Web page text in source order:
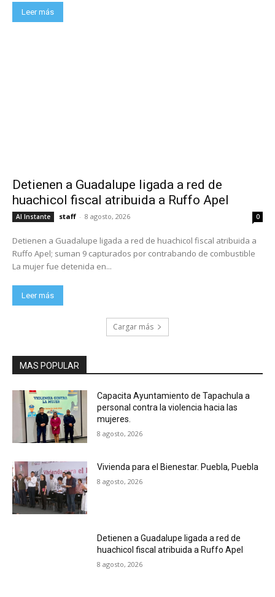
Leer más
Detienen a Guadalupe ligada a red de
huachicol fiscal atribuida a Ruffo Apel
Al Instante staff - 8 agosto, 2026 0
Detienen a Guadalupe ligada a red de huachicol fiscal atribuida a
Ruffo Apel; suman 9 capturados por contrabando de combustible
La mujer fue detenida en...
Leer más
Cargar más
MAS POPULAR
Capacita Ayuntamiento de Tapachula a
personal contra la violencia hacia las
mujeres.
8 agosto, 2026
Vivienda para el Bienestar. Puebla, Puebla
8 agosto, 2026
Detienen a Guadalupe ligada a red de
huachicol fiscal atribuida a Ruffo Apel
8 agosto, 2026